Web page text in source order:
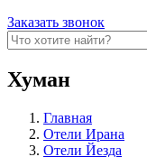
Заказать звонок
Хуман
Главная
Отели Ирана
Отели Йезда